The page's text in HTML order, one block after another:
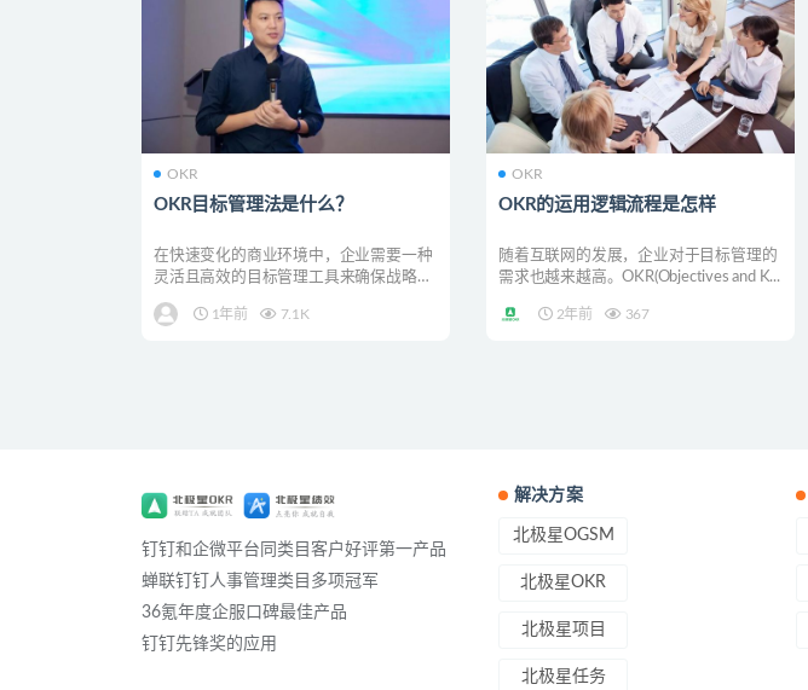
OKR
OKR目标管理法是什么？
在快速变化的商业环境中，企业需要一种
灵活且高效的目标管理工具来确保战略的
1年前
7.1K
OKR
OKR的运用逻辑流程是怎样
随着互联网的发展，企业对于目标管理的
需求也越来越高。OKR(Objectives and K...
2年前 367
钉钉和企微平台同类目客户好评第一产品
蝉联钉钉人事管理类目多项冠军
36氪年度企服口碑最佳产品
钉钉先锋奖的应用
解决方案
北极星OGSM
北极星OKR
北极星项目
北极星任务